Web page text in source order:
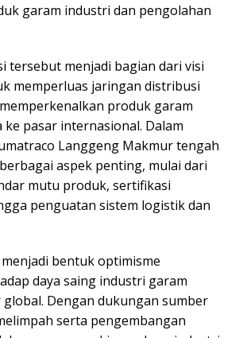
garam industri dan pengolahan
tersebut menjadi bagian dari visi
memperluas jaringan distribusi
produk garam
pasar internasional. Dalam
Langgeng Makmur tengah
aspek penting, mulai dari
mutu produk, sertifikasi
penguatan sistem logistik dan
bentuk optimisme
daya saing industri garam
global. Dengan dukungan sumber
serta pengembangan